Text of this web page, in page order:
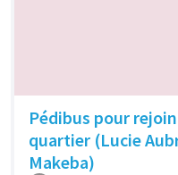
Pédibus pour
quartier (Lucie
Makeba)